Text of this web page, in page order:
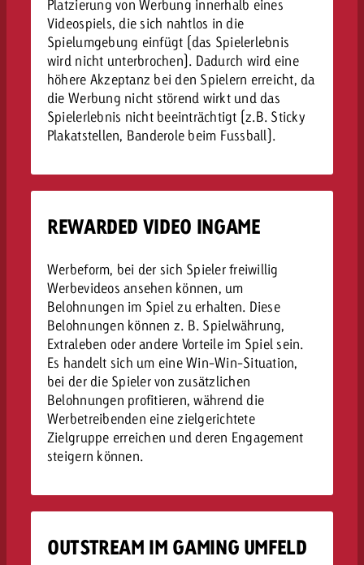
Platzierung von Werbung innerhalb eines
Videospiels, die sich nahtlos in die
Spielumgebung einfügt (das Spielerlebnis
wird nicht unterbrochen). Dadurch wird eine
höhere Akzeptanz bei den Spielern erreicht, da
die Werbung nicht störend wirkt und das
Spielerlebnis nicht beeinträchtigt (z.B. Sticky
Plakatstellen, Banderole beim Fussball).
REWARDED VIDEO INGAME
Werbeform, bei der sich Spieler freiwillig
Werbevideos ansehen können, um
Belohnungen im Spiel zu erhalten. Diese
Belohnungen können z. B. Spielwährung,
Extraleben oder andere Vorteile im Spiel sein.
Es handelt sich um eine Win-Win-Situation,
bei der die Spieler von zusätzlichen
Belohnungen profitieren, während die
Werbetreibenden eine zielgerichtete
Zielgruppe erreichen und deren Engagement
steigern können.
OUTSTREAM IM GAMING UMFELD